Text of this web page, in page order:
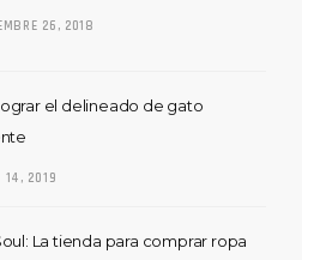
26, 2018
el delineado de gato
14, 2019
La tienda para comprar ropa